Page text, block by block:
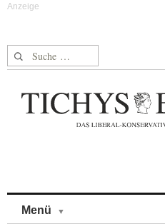
Suche nach:
Menü